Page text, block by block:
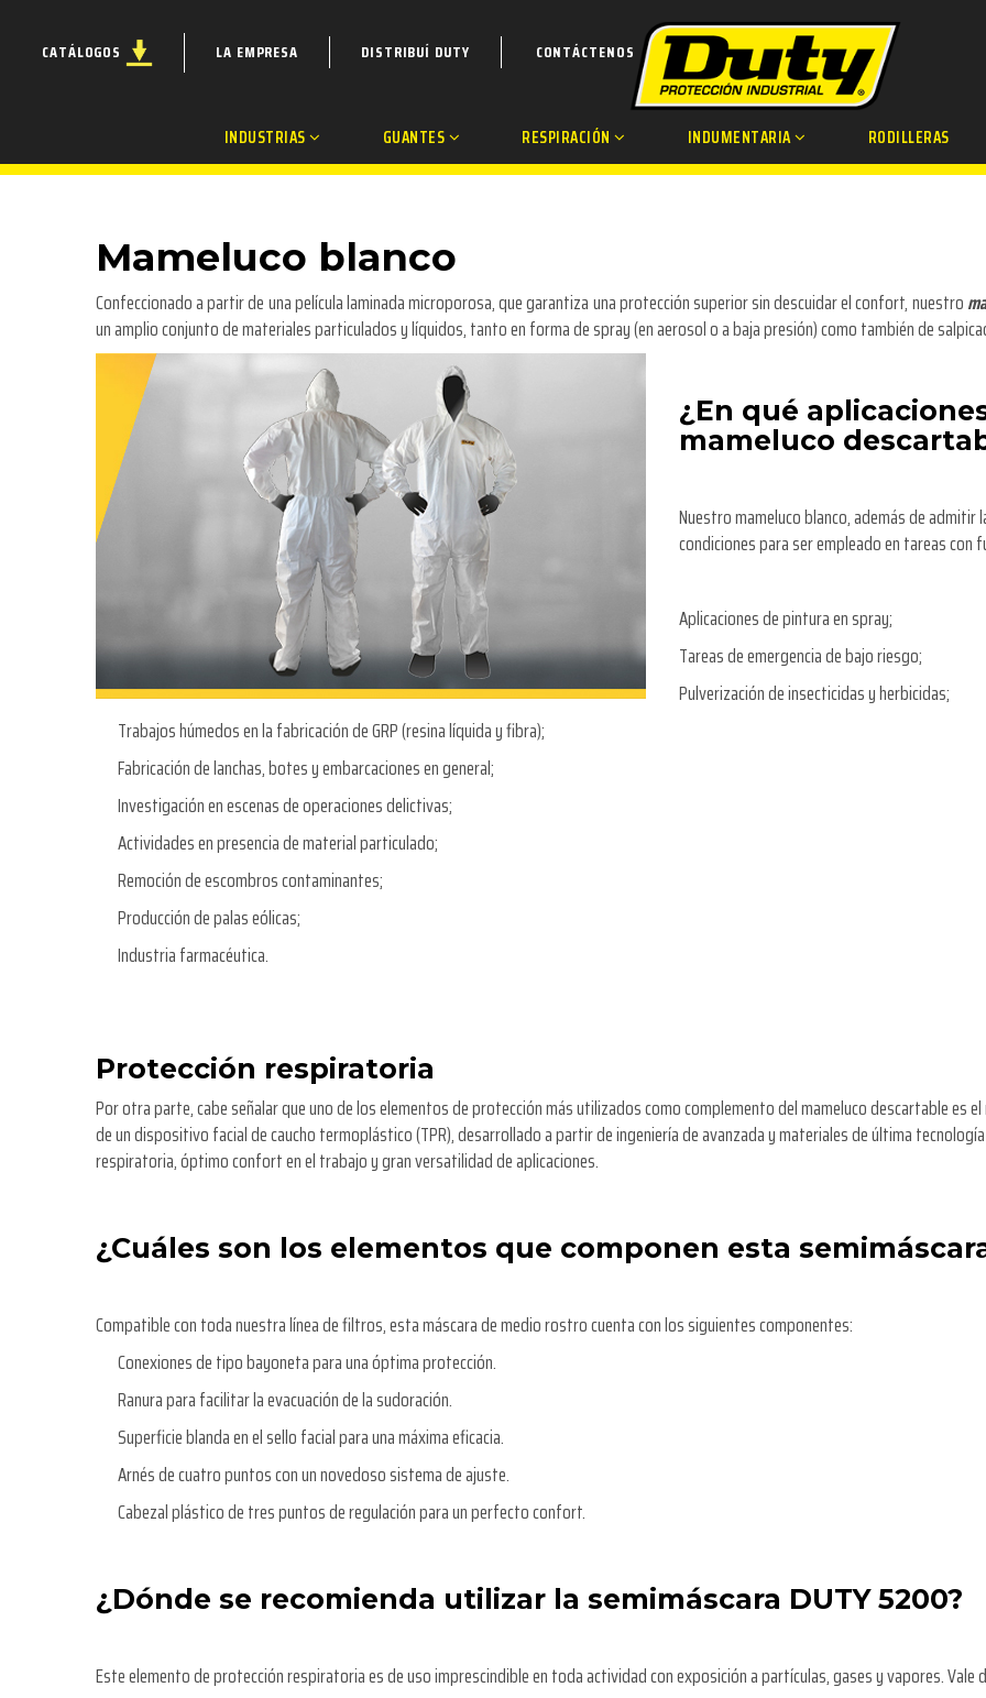
CATÁLOGOS LA EMPRESA DISTRIBUÍ DUTY CONTÁCTENOS
INDUSTRIAS GUANTES RESPIRACIÓN INDUMENTARIA RODILLERAS
Mameluco blanco
Confeccionado a partir de una película laminada microporosa, que garantiza una protección superior sin descuidar el confort, nuestro
un amplio conjunto de materiales particulados y líquidos, tanto en forma de spray (en aerosol o a baja presión) como también de
¿En qué
mameluco
Nuestro mameluco blanco, además de
condiciones para ser empleado en tareas
Aplicaciones de pintura en spray;
Tareas de emergencia de bajo riesgo;
Pulverización de insecticidas y herbicidas;
Trabajos húmedos en la fabricación de GRP (resina líquida y fibra);
Fabricación de lanchas, botes y embarcaciones en general;
Investigación en escenas de operaciones delictivas;
Actividades en presencia de material particulado;
Remoción de escombros contaminantes;
Producción de palas eólicas;
Industria farmacéutica.
Protección respiratoria
Por otra parte, cabe señalar que uno de los elementos de protección más utilizados como complemento del mameluco descartable es
de un dispositivo facial de caucho termoplástico (TPR), desarrollado a partir de ingeniería de avanzada y materiales de última
respiratoria, óptimo confort en el trabajo y gran versatilidad de aplicaciones.
¿Cuáles son los elementos que componen esta
Compatible con toda nuestra línea de filtros, esta máscara de medio rostro cuenta con los siguientes componentes:
Conexiones de tipo bayoneta para una óptima protección.
Ranura para facilitar la evacuación de la sudoración.
Superficie blanda en el sello facial para una máxima eficacia.
Arnés de cuatro puntos con un novedoso sistema de ajuste.
Cabezal plástico de tres puntos de regulación para un perfecto confort.
¿Dónde se recomienda utilizar la semimáscara DUTY 5200?
Este elemento de protección respiratoria es de uso imprescindible en toda actividad con exposición a partículas, gases y vapores. Vale